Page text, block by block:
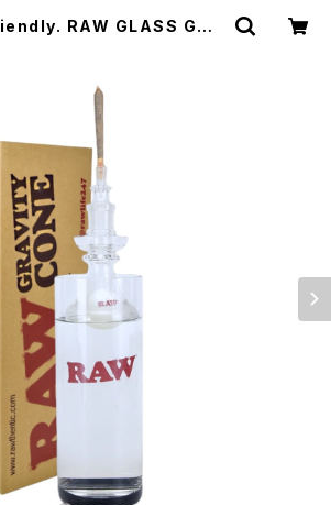
RAW GLASS GRA